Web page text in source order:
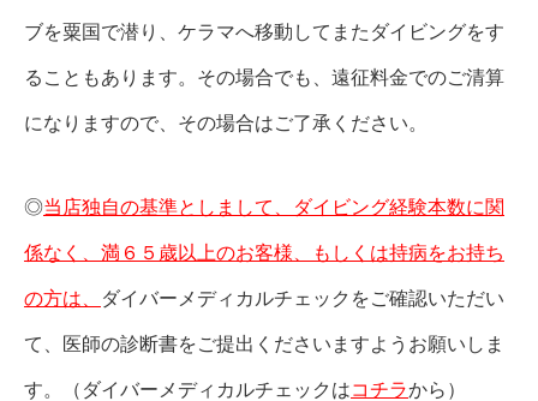
ブを粟国で潜り、ケラマへ移動してまたダイビングをす
ることもあります。その場合でも、遠征料金でのご清算
になりますので、その場合はご了承ください。
◎当店独自の基準としまして、ダイビング経験本数に関
係なく、満６５歳以上のお客様、もしくは持病をお持ち
の方は、 ダイバーメディカルチェックをご確認いただい
て、医師の診断書をご提出くださいますようお願いしま
す。（ダイバーメディカルチェックはコチラから）